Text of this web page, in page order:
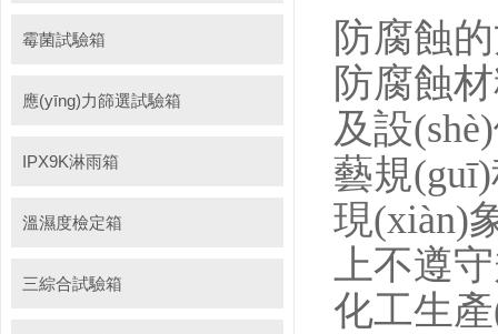
霉菌試驗箱
應(yīng)力篩選試驗箱
IPX9K淋雨箱
溫濕度檢定箱
三綜合試驗箱
防腐蝕
防腐蝕材
及設
藝規(guī)
現(xiàn)
上不遵守
化工生產